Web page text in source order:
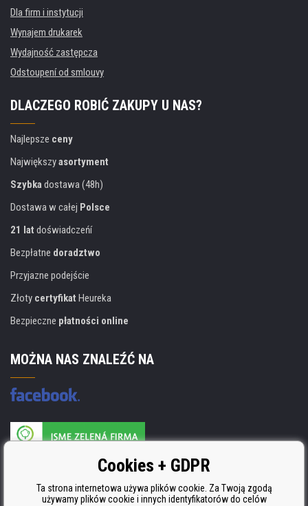
Dla firm i instytucji
Wynajem drukarek
Wydajność zastępcza
Odstoupení od smlouvy
DLACZEGO ROBIĆ ZAKUPY U NAS?
Najlepsze ceny
Największyasortyment
Szybkadostawa (48h)
Dostawa w całej Polsce
21 lat doświadczeńí
Bezpłatne doradztwo
Przyjazne podejście
Złoty certyfikat Heureka
Bezpieczne płatności online
MOŻNA NAS ZNALEŹĆ NA
Producent wkładów posiada certyfikat
ISO 9001, ISO 14001 i STMC.Cookies + GDPR
Ta strona internetowa używa plików cookie. Za Twoją zgodą
używamy plików cookie i innych identyfikatorów do celów